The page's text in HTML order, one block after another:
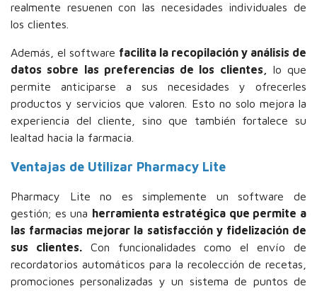
realmente resuenen con las necesidades individuales de
los clientes.
Además, el software facilita la recopilación y análisis de
datos sobre las preferencias de los clientes,
lo que
permite anticiparse a sus necesidades y ofrecerles
productos y servicios que valoren. Esto no solo mejora la
experiencia del cliente, sino que también fortalece su
lealtad hacia la farmacia.
Ventajas de Utilizar Pharmacy Lite
Pharmacy Lite no es simplemente un software de
gestión; es una herramienta estratégica que permite a
las farmacias mejorar la satisfacción y fidelización de
sus clientes.Con funcionalidades como el envío de
recordatorios automáticos para la recolección de recetas,
promociones personalizadas y un sistema de puntos de